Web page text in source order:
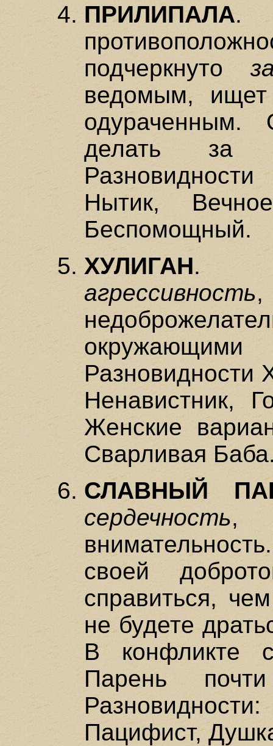
ПРИЛИПАЛА.
подчеркнуто
ведомым,
одураченным.
делать за
Нытик,
Беспомощный.
ХУЛИГАН.
агрессивность
Разновидности
Ненавистник,
Женские
Сварливая
СЛАВНЫЙ
сердечность,
своей
справиться,
не будете
В конфликте
Парень
Пацифист,